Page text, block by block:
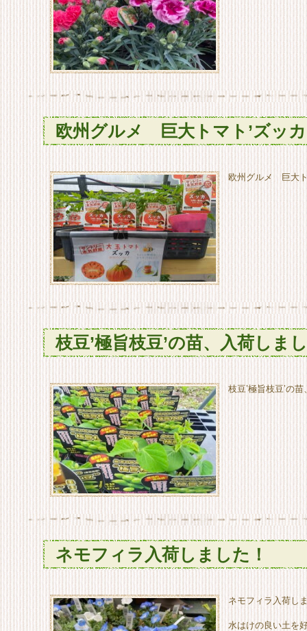
欧州グルメ 巨大トマト’ズッ
欧州グルメ 巨大ト
枝豆’極旨枝豆’の苗、入荷しま
枝豆’極旨枝豆’の
ネモフィラ入荷しました！
ネモフィラ入荷し
水はけの良い土を